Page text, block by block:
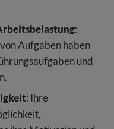
:
Aufgaben haben
und
: Ihre